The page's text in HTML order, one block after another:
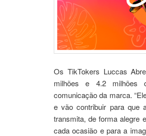
Os TikTokers Luccas
milhões e 4.2 milhões
comunicação da marca.
e vão contribuir para que
transmita, de forma alegre
cada ocasião e para a